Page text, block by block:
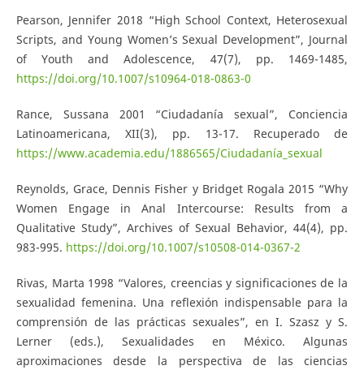
Pearson, Jennifer 2018 “High School Context, Heterosexual
Scripts, and Young Women’s Sexual Development”, Journal
of Youth and Adolescence, 47(7), pp. 1469-1485,
https://doi.org/10.1007/s10964-018-0863-0
Rance, Sussana 2001 “Ciudadanía sexual”, Conciencia
Latinoamericana, XII(3), pp. 13-17. Recuperado de
https://www.academia.edu/1886565/Ciudadanía_sexual
Reynolds, Grace, Dennis Fisher y Bridget Rogala 2015 “Why
Women Engage in Anal Intercourse: Results from a
Qualitative Study”, Archives of Sexual Behavior, 44(4), pp.
983-995. https://doi.org/10.1007/s10508-014-0367-2
Rivas, Marta 1998 “Valores, creencias y significaciones de la
sexualidad femenina. Una reflexión indispensable para la
comprensión de las prácticas sexuales”, en I. Szasz y S.
Lerner (eds.), Sexualidades en México. Algunas
aproximaciones desde la perspectiva de las ciencias